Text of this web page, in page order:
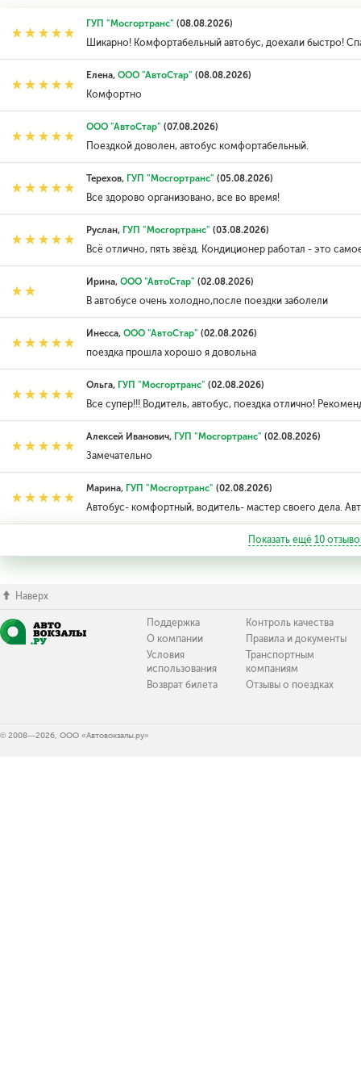
ГУП "Мосгортранс" (08.08.2026)
Шикарно! Комфортабельный автобус, доехали быстро!
Елена, ООО "АвтоСтар" (08.08.2026)
Комфортно
ООО "АвтоСтар" (07.08.2026)
Поездкой доволен, автобус комфортабельный.
Терехов, ГУП "Мосгортранс" (05.08.2026)
Все здорово организовано, все во время!
Руслан, ГУП "Мосгортранс" (03.08.2026)
Всё отлично, пять звёзд. Кондиционер работал - это
Ирина, ООО "АвтоСтар" (02.08.2026)
В автобусе очень холодно,после поездки заболели
Инесса, ООО "АвтоСтар" (02.08.2026)
поездка прошла хорошо я довольна
Ольга, ГУП "Мосгортранс" (02.08.2026)
Все супер!!! Водитель, автобус, поездка отлично!
Алексей Иванович, ГУП "Мосгортранс" (02.08.2026)
Замечательно
Марина, ГУП "Мосгортранс" (02.08.2026)
Автобус- комфортный, водитель- мастер своего дела.
Показать ещё 10
Наверх
Поддержка
О компании
Условия
использования
Возврат билета
Контроль качества
Правила и документы
Транспортным
компаниям
Отзывы о поездках
© 2008—2026, ООО «Автовокзалы.ру»